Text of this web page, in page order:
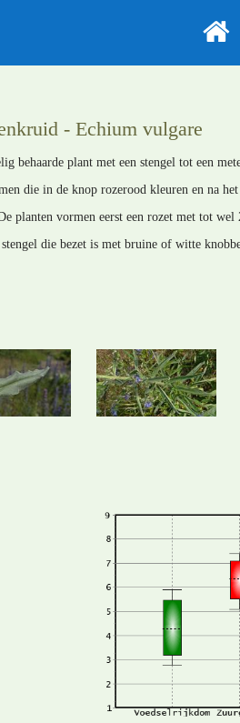
- Echium vulgare
behaarde plant met een stengel tot een
die in de knop rozerood kleuren en na
planten vormen eerst een rozet met tot
die bezet is met bruine of witte